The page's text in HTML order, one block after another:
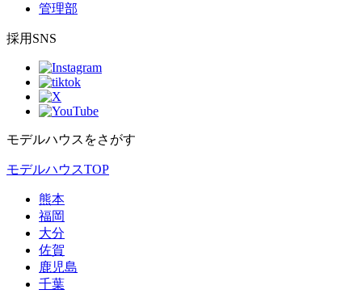
管理部
採用SNS
モデルハウスをさがす
モデルハウスTOP
熊本
福岡
大分
佐賀
鹿児島
千葉